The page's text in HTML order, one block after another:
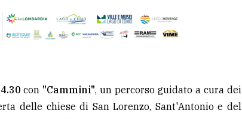
con "Cammini", un percorso guidato a cura dei
delle chiese di San Lorenzo, Sant'Antonio e del